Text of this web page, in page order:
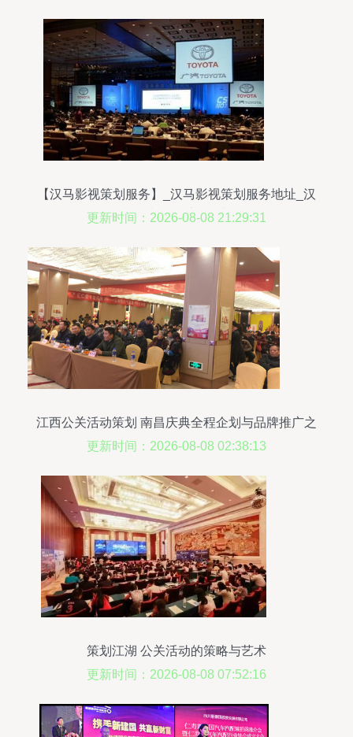
【汉马影视策划服务】_汉马影视策划服务地址_汉
马影视策划服务电话_必途网
更新时间：2026-08-08 21:29:31
江西公关活动策划 南昌庆典全程企划与品牌推广之
道
更新时间：2026-08-08 02:38:13
策划江湖 公关活动的策略与艺术
更新时间：2026-08-08 07:52:16